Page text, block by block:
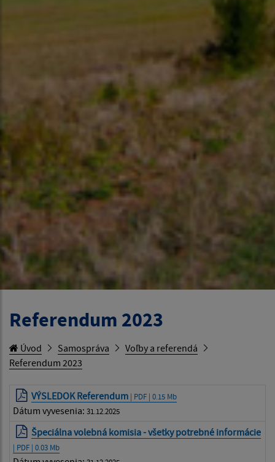
Referendum 2023
Úvod Samospráva
Voľby a referendá
Referendum 2023
VÝSLEDOK Referendum | PDF | 0.15 Mb
Dátum vyvesenia: 31.12.2025
Špeciálna volebná komisia - všetky potrebné informácie
| PDF | 0.03 Mb